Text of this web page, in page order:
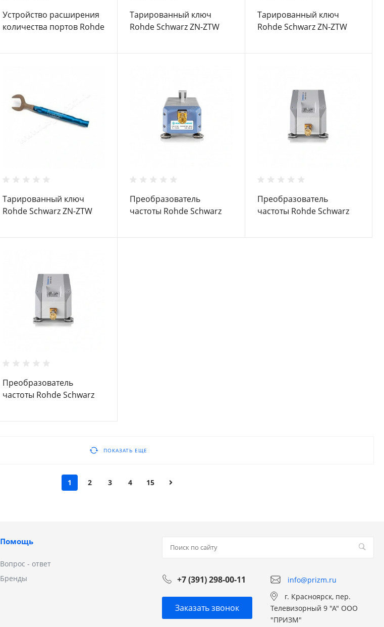
Устройство расширения
количества портов Rohde
Тарированный ключ
Rohde Schwarz ZN-ZTW
Тарированный ключ
Rohde Schwarz ZN-ZTW
Тарированный ключ
Rohde Schwarz ZN-ZTW
Преобразователь
частоты Rohde Schwarz
Преобразователь
частоты Rohde Schwarz
Преобразователь
частоты Rohde Schwarz
ПОКАЗАТЬ ЕЩЕ
1 2 3 4 15
Помощь
Вопрос - ответ
Бренды
+7 (391) 298-00-11 info@prizm.ru
Заказать звонок
г. Красноярск, пер.
Телевизорный 9 "А" ООО
"ПРИЗМ"